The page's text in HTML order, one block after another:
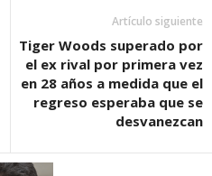
Artículo siguiente
Tiger Woods superado por
el ex rival por primera vez
en 28 años a medida que el
regreso esperaba que se
desvanezcan